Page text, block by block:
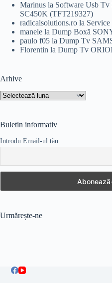
Marinus la Software Usb
SC450K (TFT219327)
radicalsolutions.ro la Service
manele la Dump Boxă
paulo f05 la Dump Tv
Florentin la Dump Tv
Arhive
Arhive
Buletin informativ
Introdu Email-ul tău
Urmărește-ne